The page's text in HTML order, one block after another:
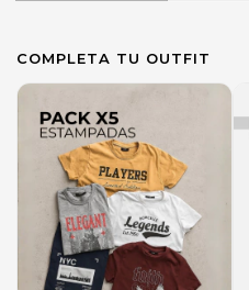
COMPLETA TU OUTFIT